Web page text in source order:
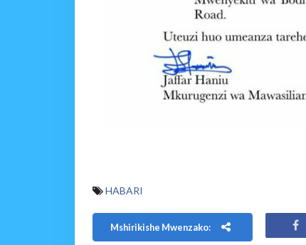
HABARI
Mshirikishe Mwenzako: